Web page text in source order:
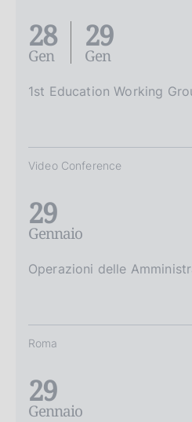
28
Gen
29
Gen
1st Education Working
Video Conference
29
Gennaio
Operazioni delle
Roma
29
Gennaio